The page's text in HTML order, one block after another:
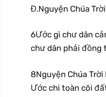
Đ.Nguyện Chúa
6Ước gì chư dân
chư dân phải đồng
8Nguyện Chúa
Ước chi toàn cõi